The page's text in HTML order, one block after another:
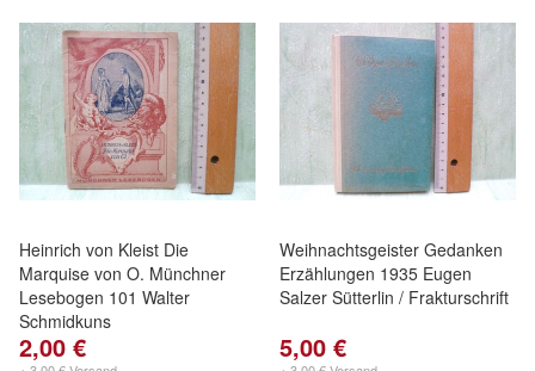
Heinrich von Kleist Die
Marquise von O. Münchner
Lesebogen 101 Walter
Schmidkuns
2,00 €
Weihnachtsgeister Gedanken
Erzählungen 1935 Eugen
Salzer Sütterlin / Frakturschrift
5,00 €